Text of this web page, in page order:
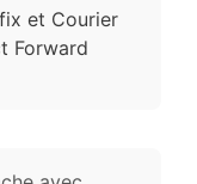
et Courier
Forward